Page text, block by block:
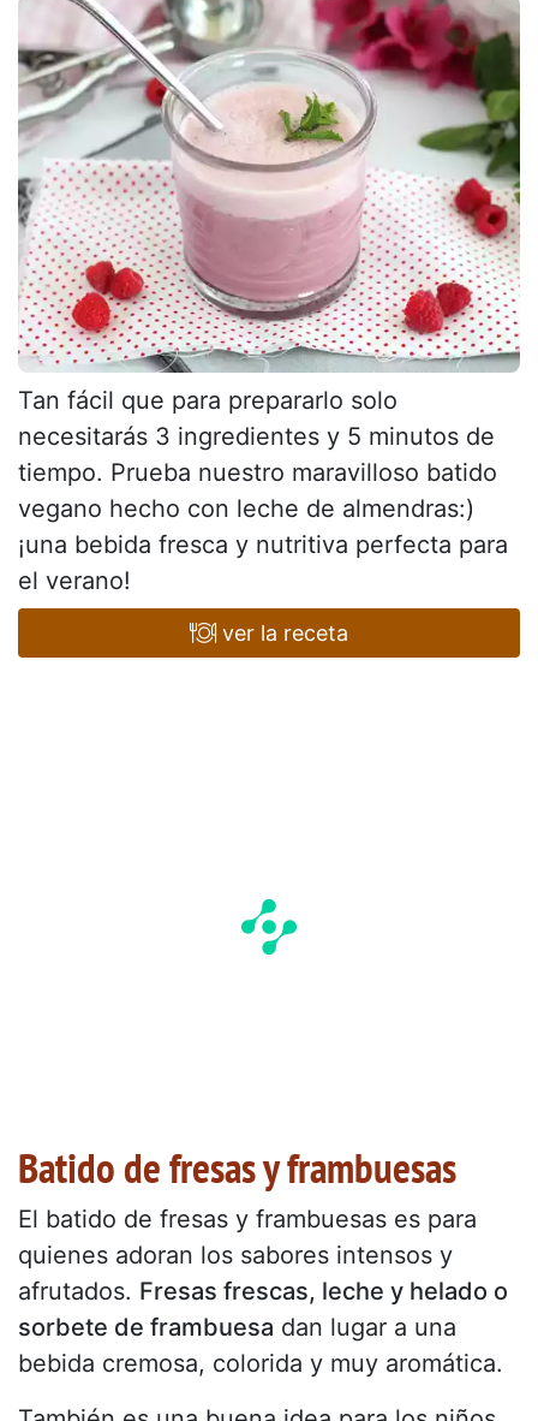
Tan fácil que para prepararlo solo
necesitarás 3 ingredientes y 5 minutos de
tiempo. Prueba nuestro maravilloso batido
vegano hecho con leche de almendras:)
¡una bebida fresca y nutritiva perfecta para
el verano!
ver la receta
Batido de fresas y frambuesas
El batido de fresas y frambuesas es para
quienes adoran los sabores intensos y
afrutados. Fresas frescas, leche y helado o
sorbete de frambuesa dan lugar a una
bebida cremosa, colorida y muy aromática.